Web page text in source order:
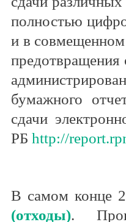
полностью
и в совмещенном
предотвращения
бумажного
сдачи
РБ http://
В самом конце
(отходы).